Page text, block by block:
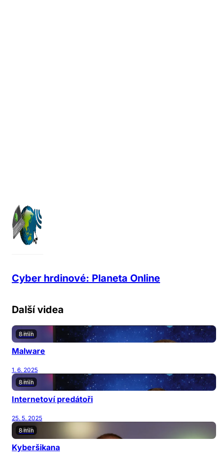
Cyber hrdinové: Planeta Online
Další videa
8 min
Malware
1. 6. 2025
8 min
Internetoví predátoři
25. 5. 2025
8 min
Kyberšikana